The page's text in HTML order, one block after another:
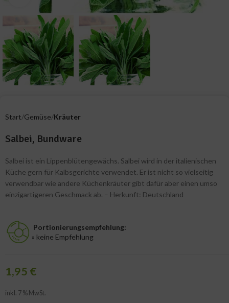
Start Gemüse Kräuter
Salbei, Bundware
Salbei ist ein Lippenblütengewächs. Salbei wird in der italienischen
Küche gern für Kalbsgerichte verwendet. Er ist nicht so vielseitig
verwendbar wie andere Küchenkräuter gibt dafür aber einen umso
einzigartigeren Geschmack ab. – Herkunft: Deutschland
Portionierungsempfehlung:
» keine Empfehlung
1,95 €
inkl. 7 % MwSt.